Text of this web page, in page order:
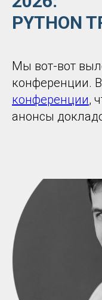
PYTHON
Мы вот-вот
конференции.
конференции,
анонсы